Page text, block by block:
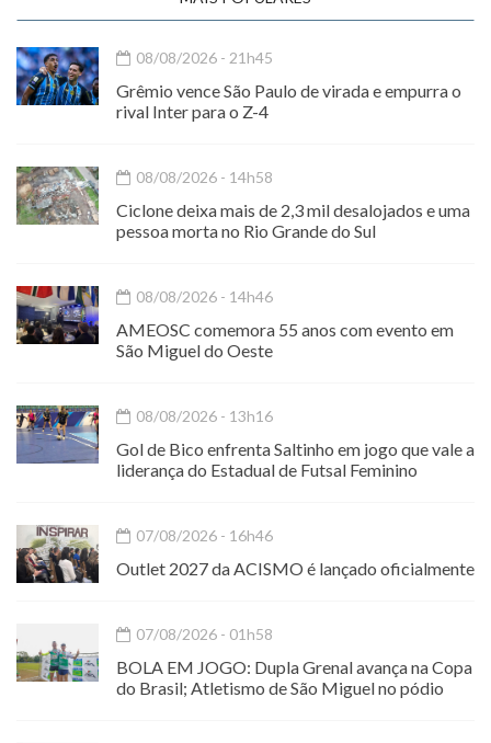
08/08/2026 - 21h45
Grêmio vence São Paulo de virada e empurra o
rival Inter para o Z-4
08/08/2026 - 14h58
Ciclone deixa mais de 2,3 mil desalojados e uma
pessoa morta no Rio Grande do Sul
08/08/2026 - 14h46
AMEOSC comemora 55 anos com evento em
São Miguel do Oeste
08/08/2026 - 13h16
Gol de Bico enfrenta Saltinho em jogo que vale a
liderança do Estadual de Futsal Feminino
07/08/2026 - 16h46
Outlet 2027 da ACISMO é lançado oficialmente
07/08/2026 - 01h58
BOLA EM JOGO: Dupla Grenal avança na Copa
do Brasil; Atletismo de São Miguel no pódio